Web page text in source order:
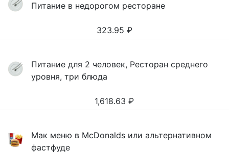
Питание в недорогом ресторане
323.95 ₽
Питание для 2 человек, Ресторан среднего
уровня, три блюда
1,618.63 ₽
Мак меню в McDonalds или альтернативном
фастфуде